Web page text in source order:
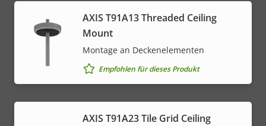
Netzwerk
AXIS T91A13 Threaded Ceiling
Mount
Montage an Deckenelementen
Empfohlen für dieses Produkt
AXIS T91A23 Tile Grid Ceiling